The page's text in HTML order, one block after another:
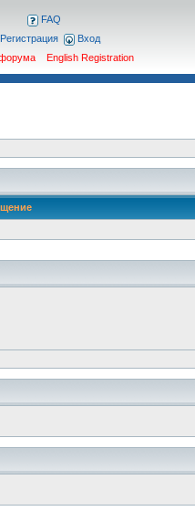
FAQ
Вход
English Registration